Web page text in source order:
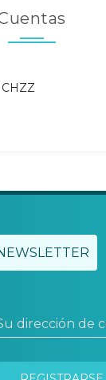
dirección de